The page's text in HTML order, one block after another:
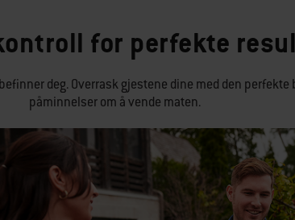
for perfekte
deg. Overrask gjestene dine med den
påminnelser om å vende maten.